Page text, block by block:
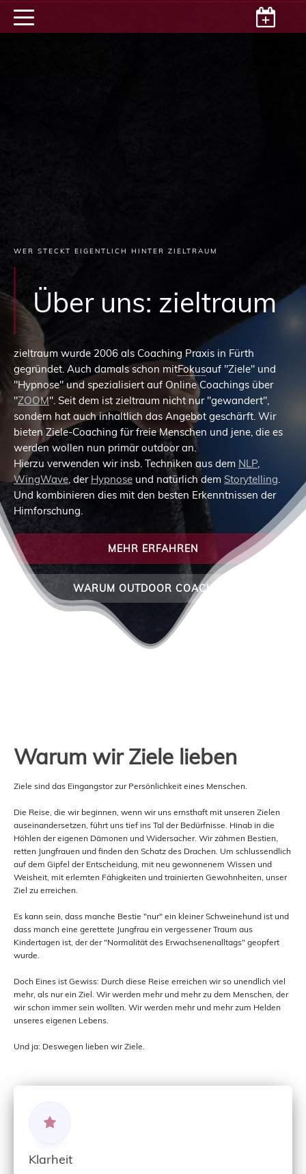
WER STECKT EIGENTLICH HINTER ZIELTRAUM
Über uns: zieltraum
zieltraum wurde 2006 als Coaching Praxis in Fürth
gegründet. Auch damals schon mitFokusauf "Ziele" und
"Hypnose" und spezialisiert auf Online Coachings über
"ZOOM". Seit dem ist zieltraum nicht nur "gewandert",
sondern hat auch inhaltlich das Angebot geschärft. Wir
bieten Ziele-Coaching für freie Menschen und jene, die es
werden wollen nun primär outdoor an.
Hierzu verwenden wir insb. Techniken aus dem NLP
WingWave , der Hypnose und natürlich dem Storytelling
Und kombinieren dies mit den besten Erkenntnissen der
Hirnforschung.
MEHR ERFAHREN
WARUM OUTDOOR COACHING
Warum wir Ziele lieben
Ziele sind das Eingangstor zur Persönlichkeit eines Menschen.
Die Reise, die wir beginnen, wenn wir uns ernsthaft mit unseren Zielen
auseinandersetzen, führt uns tief ins Tal der Bedürfnisse. Hinab in die
Höhlen der eigenen Dämonen und Widersacher. Wir zähmen Bestien,
retten Jungfrauen und finden den Schatz des Drachen. Um schlussendlich
auf dem Gipfel der Entscheidung, mit neu gewonnenem Wissen und
Weisheit, mit erlernten Fähigkeiten und trainierten Gewohnheiten, unser
Ziel zu erreichen.
Es kann sein, dass manche Bestie "nur" ein kleiner Schweinehund ist und
dass manch eine gerettete Jungfrau ein vergessener Traum aus
Kindertagen ist, der der "Normalität des Erwachsenenalltags" geopfert
wurde.
Doch Eines ist Gewiss: Durch diese Reise erreichen wir so unendlich viel
mehr, als nur ein Ziel. Wir werden mehr und mehr zu dem Menschen, der
wir schon immer sein wollten. Wir werden mehr und mehr zum Helden
unseres eigenen Lebens.
Und ja: Deswegen lieben wir Ziele.
Klarheit